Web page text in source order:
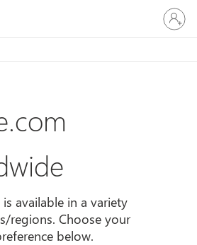
Sign
in
to
account
available in a variety
regions. Choose your
below.